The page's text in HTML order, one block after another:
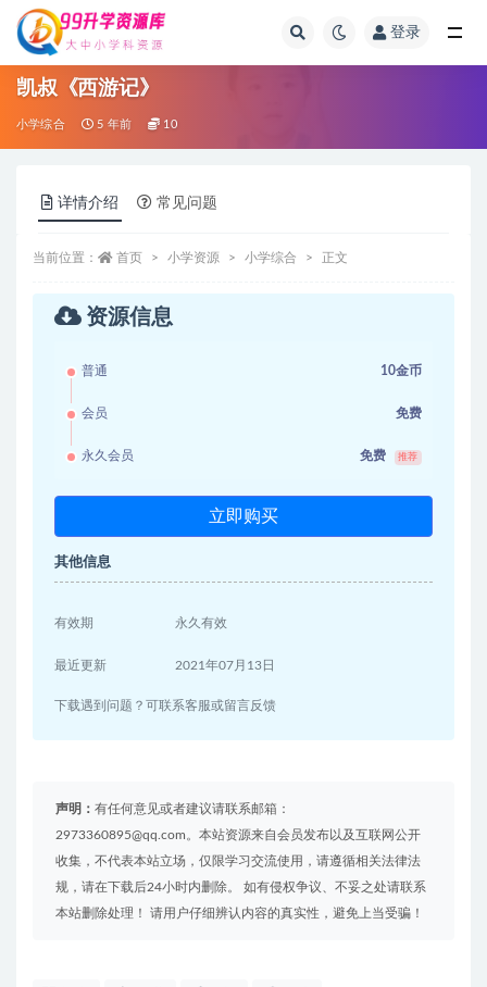
登录
凯叔《西游记》
小学综合 5 年前 10
详情介绍 常见问题
当前位置： 首页 小学资源 小学综合 正文
资源信息
普通 10金币
会员 免费
永久会员 免费 推荐
立即购买
其他信息
有效期 永久有效
最近更新 2021年07月13日
下载遇到问题？可联系客服或留言反馈
声明： 有任何意见或者建议请联系邮箱：
2973360895@qq.com。本站资源来自会员发布以及互联网公开
收集，不代表本站立场，仅限学习交流使用，请遵循相关法律法
规，请在下载后24小时内删除。 如有侵权争议、不妥之处请联系
本站删除处理！ 请用户仔细辨认内容的真实性，避免上当受骗！